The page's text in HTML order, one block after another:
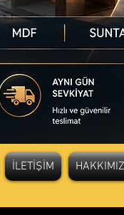
İLETİŞİM